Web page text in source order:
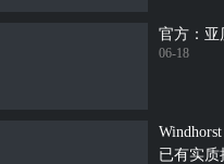
官方：亚
06-18
已有实质